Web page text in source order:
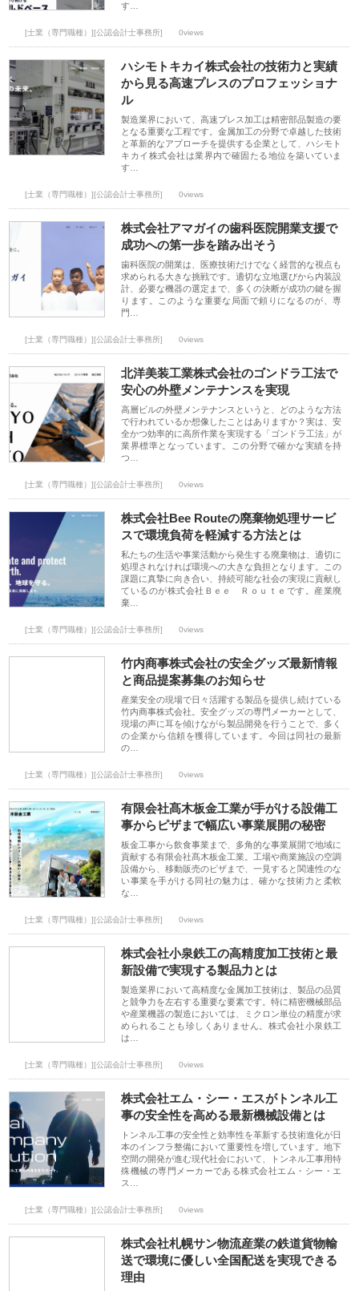
す…
[士業（専門職種）][公認会計士事務所] 0views
ハシモトキカイ株式会社の技術力と実績
から見る高速プレスのプロフェッショナ
ル
製造業界において、高速プレス加工は精密部品製造の要
となる重要な工程です。金属加工の分野で卓越した技術
と革新的なアプローチを提供する企業として、ハシモト
キカイ株式会社は業界内で確固たる地位を築いていま
す…
[士業（専門職種）][公認会計士事務所] 0views
株式会社アマガイの歯科医院開業支援で
成功への第一歩を踏み出そう
歯科医院の開業は、医療技術だけでなく経営的な視点も
求められる大きな挑戦です。適切な立地選びから内装設
計、必要な機器の選定まで、多くの決断が成功の鍵を握
ります。このような重要な局面で頼りになるのが、専
門…
[士業（専門職種）][公認会計士事務所] 0views
北洋美装工業株式会社のゴンドラ工法で
安心の外壁メンテナンスを実現
高層ビルの外壁メンテナンスというと、どのような方法
で行われているか想像したことはありますか？実は、安
全かつ効率的に高所作業を実現する「ゴンドラ工法」が
業界標準となっています。この分野で確かな実績を持
つ…
[士業（専門職種）][公認会計士事務所] 0views
株式会社Bee Routeの廃棄物処理サービ
スで環境負荷を軽減する方法とは
私たちの生活や事業活動から発生する廃棄物は、適切に
処理されなければ環境への大きな負担となります。この
課題に真摯に向き合い、持続可能な社会の実現に貢献し
ているのが株式会社Ｂｅｅ Ｒｏｕｔｅです。産業廃
棄…
[士業（専門職種）][公認会計士事務所] 0views
竹内商事株式会社の安全グッズ最新情報
と商品提案募集のお知らせ
産業安全の現場で日々活躍する製品を提供し続けている
竹内商事株式会社。安全グッズの専門メーカーとして、
現場の声に耳を傾けながら製品開発を行うことで、多く
の企業から信頼を獲得しています。今回は同社の最新
の…
[士業（専門職種）][公認会計士事務所] 0views
有限会社髙木板金工業が手がける設備工
事からピザまで幅広い事業展開の秘密
板金工事から飲食事業まで、多角的な事業展開で地域に
貢献する有限会社髙木板金工業。工場や商業施設の空調
設備から、移動販売のピザまで、一見すると関連性のな
い事業を手がける同社の魅力は、確かな技術力と柔軟
な…
[士業（専門職種）][公認会計士事務所] 0views
株式会社小泉鉄工の高精度加工技術と最
新設備で実現する製品力とは
製造業界において高精度な金属加工技術は、製品の品質
と競争力を左右する重要な要素です。特に精密機械部品
や産業機器の製造においては、ミクロン単位の精度が求
められることも珍しくありません。株式会社小泉鉄工
は…
[士業（専門職種）][公認会計士事務所] 0views
株式会社エム・シー・エスがトンネル工
事の安全性を高める最新機械設備とは
トンネル工事の安全性と効率性を革新する技術進化が日
本のインフラ整備において重要性を増しています。地下
空間の開発が進む現代社会において、トンネル工事用特
殊機械の専門メーカーである株式会社エム・シー・エ
ス…
[士業（専門職種）][公認会計士事務所] 0views
株式会社札幌サン物流産業の鉄道貨物輸
送で環境に優しい全国配送を実現できる
理由